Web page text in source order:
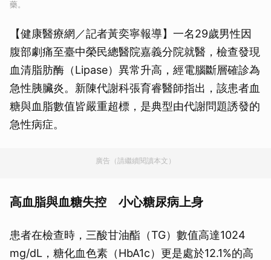
藥。
【健康醫療網／記者黃奕寧報導】一名29歲男性因
腹部劇痛至臺中榮民總醫院嘉義分院就醫，檢查發現
血清脂肪酶（Lipase）異常升高，經電腦斷層確診為
急性胰臟炎。新陳代謝科張育睿醫師指出，該患者血
糖與血脂數值皆嚴重超標，是典型由代謝問題誘發的
急性病症。
廣告（請繼續閱讀本文）
高血脂與血糖失控 小心糖尿病上身
患者在檢查時，三酸甘油酯（TG）數值高達1024
mg/dL，糖化血色素（HbA1c）更是處於12.1%的高